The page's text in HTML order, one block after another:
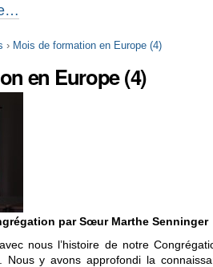
› Mois de formation en Europe (4)
en Europe (4)
par Sœur Marthe Senninger
nous l’histoire de notre
Nous y avons approfondi la